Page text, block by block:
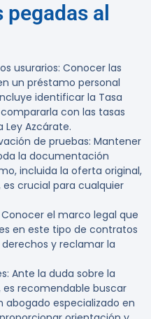
al
usurarios: Conocer las
un préstamo personal
identificar la Tasa
con las tasas
Azcárate.
de pruebas: Mantener
la documentación
incluida la oferta original,
crucial para cualquier
Conocer el marco legal que
en este tipo de contratos
y reclamar la
Ante la duda sobre la
recomendable buscar
abogado especializado en